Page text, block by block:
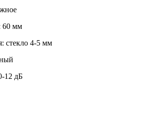
60 мм
стекло 4-5 мм
12 дБ